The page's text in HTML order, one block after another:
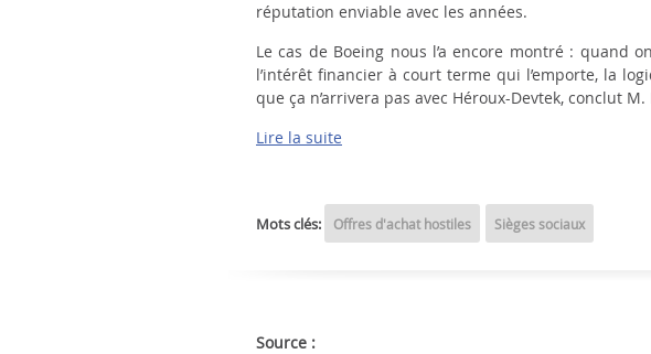
réputation enviable avec les années.
Le cas de Boeing nous l’a encore montré : quand
l’intérêt financier à court terme qui l’emporte, la
que ça n’arrivera pas avec Héroux-Devtek, conclut
Lire la suite
Mots clés: Offres d'achat hostiles Sièges sociaux
Source :